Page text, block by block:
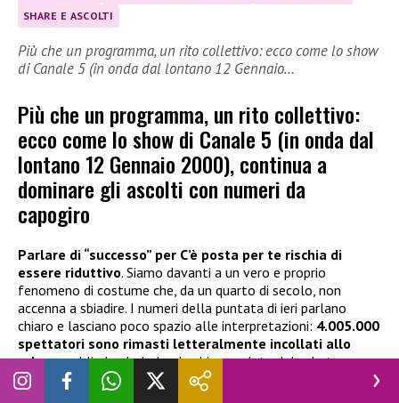
SHARE E ASCOLTI
Più che un programma, un rito collettivo: ecco come lo show
di Canale 5 (in onda dal lontano 12 Gennaio…
Più che un programma, un rito collettivo:
ecco come lo show di Canale 5 (in onda dal
lontano 12 Gennaio 2000), continua a
dominare gli ascolti con numeri da
capogiro
Parlare di “successo” per C’è posta per te rischia di
essere riduttivo. Siamo davanti a un vero e proprio
fenomeno di costume che, da un quarto di secolo, non
accenna a sbiadire. I numeri della puntata di ieri parlano
chiaro e lasciano poco spazio alle interpretazioni: 4.005.000
spettatori sono rimasti letteralmente incollati allo
schermo, blindando la leadership assoluta del sabato sera.
Mentre le altre reti annaspano nel tentativo di intercettare
Maria De Filippi naviga in acque